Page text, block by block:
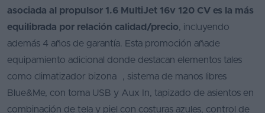
asociada al propulsor 1.6 MultiJet 16v 120 CV es la más
equilibrada por relación calidad/precio, incluyendo
además 4 años de garantía. Esta promoción añade
equipamiento adicional donde destacan elementos tales
como climatizador bizona , sistema de manos libres
Blue&Me, con toma USB y Aux In, tapizado de asientos en
combinación de tela y piel con costuras azules, control de